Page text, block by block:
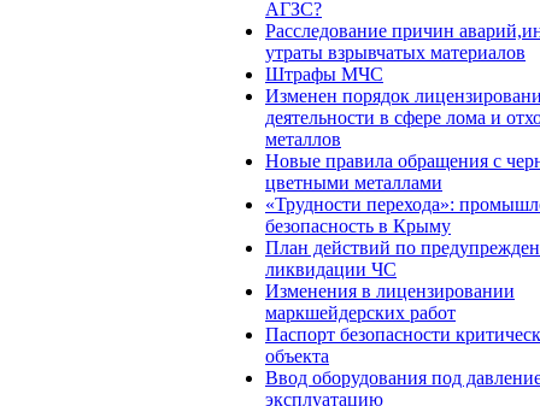
АГЗС?
Расследование причин
утраты взрывчатых материалов
Штрафы МЧС
Изменен порядок
деятельности в сфере лома и
металлов
Новые правила обращения с
цветными металлами
«Трудности перехода»:
безопасность в Крыму
План действий по
ликвидации ЧС
Изменения в лицензировании
маркшейдерских работ
Паспорт безопасности
объекта
Ввод оборудования под
эксплуатацию